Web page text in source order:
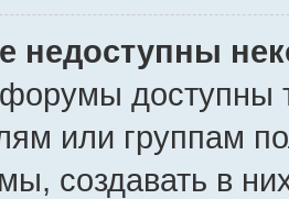
недоступны
доступны
или группам
создавать в